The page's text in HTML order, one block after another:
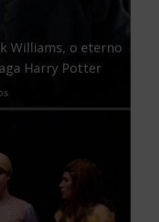
Williams, o eterno
Harry Potter